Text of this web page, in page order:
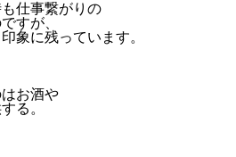
仕事繋がりの
すが、
象に残っています。
はお酒や
る。